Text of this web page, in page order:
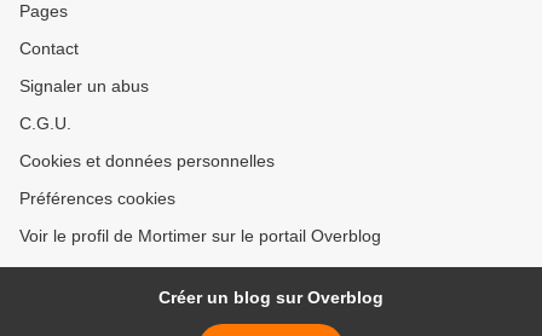
Pages
Contact
Signaler un abus
C.G.U.
Cookies et données personnelles
Préférences cookies
Voir le profil de Mortimer sur le portail Overblog
Créer un blog sur Overblog